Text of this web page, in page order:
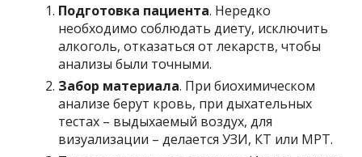
Подготовка пациента. Нередко
необходимо соблюдать диету, исключить
алкоголь, отказаться от лекарств, чтобы
анализы были точными.
Забор материала. При биохимическом
анализе берут кровь, при дыхательных
тестах – выдыхаемый воздух, для
визуализации – делается УЗИ, КТ или МРТ.